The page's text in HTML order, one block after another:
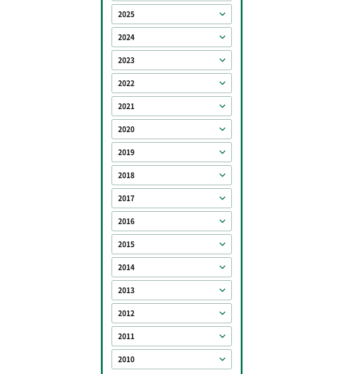
2025
2024
2023
2022
2021
2020
2019
2018
2017
2016
2015
2014
2013
2012
2011
2010